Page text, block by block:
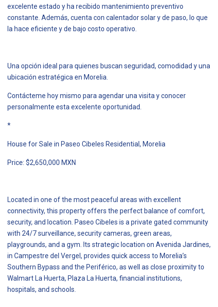
excelente estado y ha recibido mantenimiento preventivo
constante. Además, cuenta con calentador solar y de paso, lo que
la hace eficiente y de bajo costo operativo.
Una opción ideal para quienes buscan seguridad, comodidad y una
ubicación estratégica en Morelia.
Contácteme hoy mismo para agendar una visita y conocer
personalmente esta excelente oportunidad.
*
House for Sale in Paseo Cibeles Residential, Morelia
Price: $2,650,000 MXN
Located in one of the most peaceful areas with excellent
connectivity, this property offers the perfect balance of comfort,
security, and location. Paseo Cibeles is a private gated community
with 24/7 surveillance, security cameras, green areas,
playgrounds, and a gym. Its strategic location on Avenida Jardines,
in Campestre del Vergel, provides quick access to Morelia’s
Southern Bypass and the Periférico, as well as close proximity to
Walmart La Huerta, Plaza La Huerta, financial institutions,
hospitals, and schools.